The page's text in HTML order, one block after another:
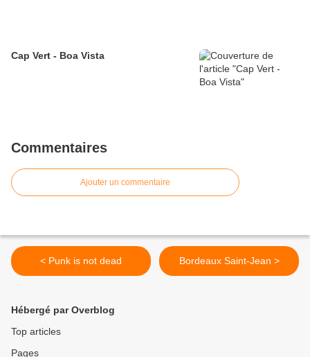
Cap Vert - Boa Vista
Commentaires
Ajouter un commentaire
< Punk is not dead Bordeaux Saint-Jean >
Hébergé par Overblog
Top articles
Pages